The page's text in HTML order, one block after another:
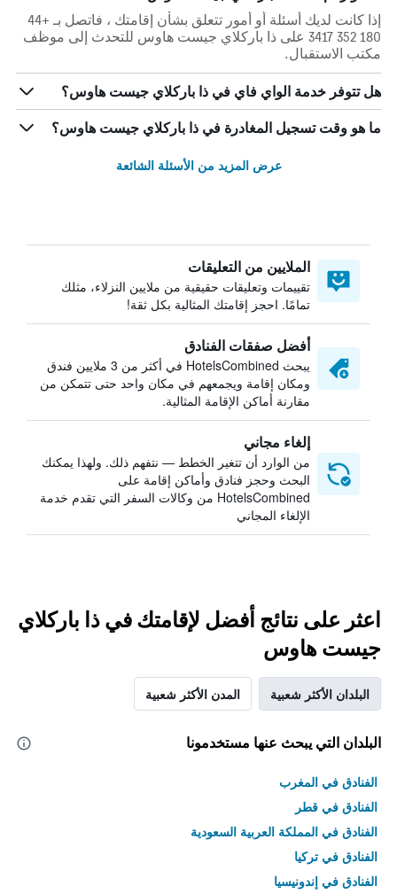
إذا كانت لديك أسئلة أو أمور تتعلق بشأن إقامتك ، فاتصل بـ +44
180 352 3417 على ذا باركلاي جيست هاوس للتحدث إلى موظف
مكتب الاستقبال.
هل تتوفر خدمة الواي فاي في ذا باركلاي جيست هاوس؟
ما هو وقت تسجيل المغادرة في ذا باركلاي جيست هاوس؟
عرض المزيد من الأسئلة الشائعة
الملايين من التعليقات
تقييمات وتعليقات حقيقية من ملايين النزلاء، مثلك
تمامًا. احجز إقامتك المثالية بكل ثقة!
أفضل صفقات الفنادق
يبحث HotelsCombined في أكثر من 3 ملايين فندق
ومكان إقامة ويجمعهم في مكان واحد حتى تتمكن من
مقارنة أماكن الإقامة المثالية.
إلغاء مجاني
من الوارد أن تتغير الخطط — نتفهم ذلك. ولهذا يمكنك
البحث وحجز فنادق وأماكن إقامة على
HotelsCombined من وكالات السفر التي تقدم خدمة
الإلغاء المجاني
اعثر على نتائج أفضل لإقامتك في ذا باركلاي
جيست هاوس
البلدان الأكثر شعبية المدن الأكثر شعبية
البلدان التي يبحث عنها مستخدمونا
الفنادق في المغرب
الفنادق في قطر
الفنادق في المملكة العربية السعودية
الفنادق في تركيا
الفنادق في إندونيسيا